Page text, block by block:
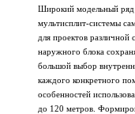
Широкий модельный ряд
мультисплит-системы
для проектов различной
наружного блока
большой выбор
каждого конкретного
особенностей
до 120 метров.